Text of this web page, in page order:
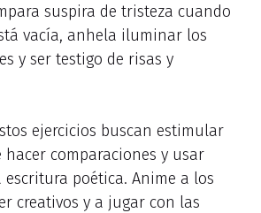
suspira de tristeza cuando
vacía, anhela iluminar los
y ser testigo de risas y
ejercicios buscan estimular
hacer comparaciones y usar
poética. Anime a los
creativos y a jugar con las